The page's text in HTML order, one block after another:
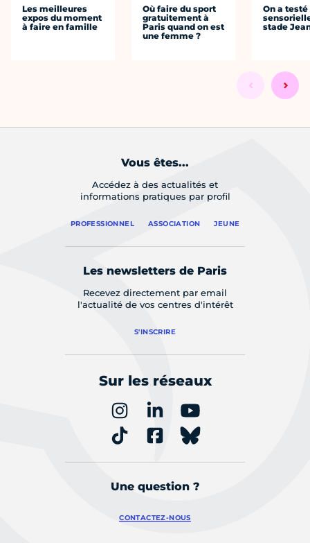
Les meilleures
expos du moment
à faire en famille
Où faire du sport
gratuitement à
Paris quand on est
une femme ?
On a
stade
Vous êtes...
Accédez à des actualités et
informations pratiques par profil
PROFESSIONNEL ASSOCIATION JEUNE
Les newsletters de Paris
Recevez directement par email
l'actualité de vos centres d'intérêt
S'INSCRIRE
Sur les réseaux
Une question ?
CONTACTEZ-NOUS